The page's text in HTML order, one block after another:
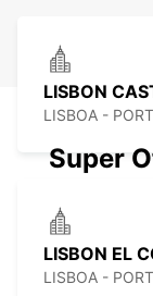
LISBON
LISBOA -
LISBON EL
LISBOA -
Super